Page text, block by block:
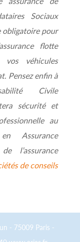
Sociaux
obligatoire pour
flotte
vos véhicules
Pensez enfin à
Civile
sécurité et
au
Assurance
l’assurance
de conseils
- 75009 Paris -